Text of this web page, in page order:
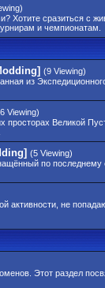
Хотите сразиться с
и чемпионатам.
(9 Viewing)
из
Viewing)
Великой
(5 Viewing)
по последнему
активности, не
Этот раздел